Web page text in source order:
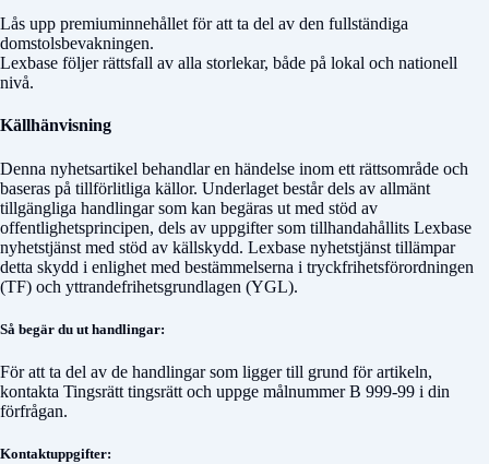
Lås upp premiuminnehållet för att ta del av den fullständiga
domstolsbevakningen.
Lexbase följer rättsfall av alla storlekar, både på lokal och nationell
nivå.
Källhänvisning
Denna nyhetsartikel behandlar en händelse inom ett rättsområde och
baseras på tillförlitliga källor. Underlaget består dels av allmänt
tillgängliga handlingar som kan begäras ut med stöd av
offentlighetsprincipen, dels av uppgifter som tillhandahållits Lexbase
nyhetstjänst med stöd av källskydd. Lexbase nyhetstjänst tillämpar
detta skydd i enlighet med bestämmelserna i tryckfrihetsförordningen
(TF) och yttrandefrihetsgrundlagen (YGL).
Så begär du ut handlingar:
För att ta del av de handlingar som ligger till grund för artikeln,
kontakta Tingsrätt tingsrätt och uppge målnummerB 999-99 i din
förfrågan.
Kontaktuppgifter: